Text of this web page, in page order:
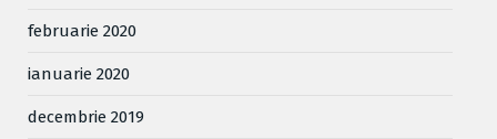
februarie 2020
ianuarie 2020
decembrie 2019